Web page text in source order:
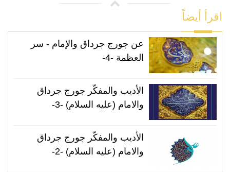
اقرأ أيضاً
عن جورج جرداق والإمام - سر
العظمة -4-
الأديب والمفكّر جورج جرداق
والامام (عليه السلام) -3-
الأديب والمفكّر جورج جرداق
والامام (عليه السلام) -2-